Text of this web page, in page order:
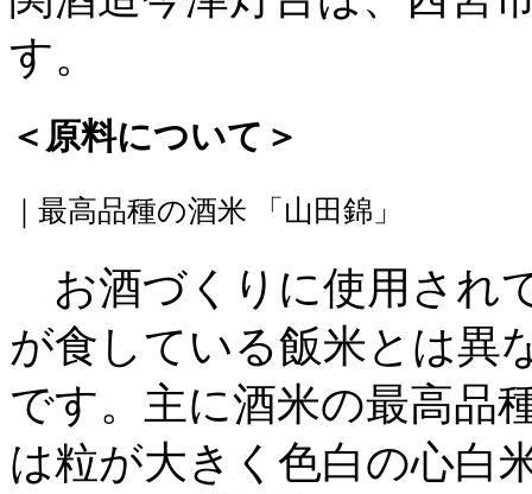
す。
＜原料について＞
｜最高品種の酒米 「山田錦」
お酒づくりに使用され
が食している飯米とは異
です。主に酒米の最高品
は粒が大きく色白の心白